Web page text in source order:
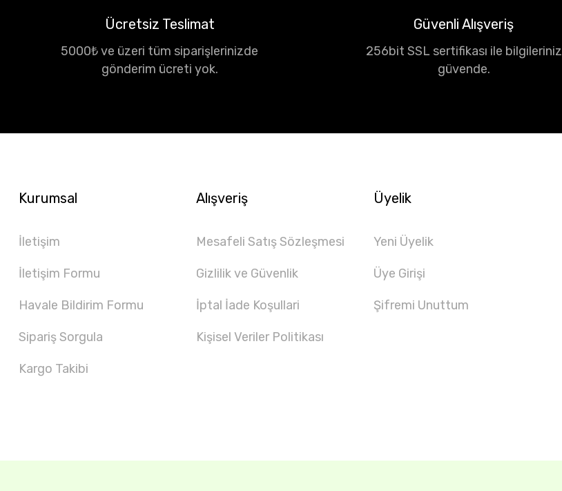
Ücretsiz Teslimat
5000₺ ve üzeri tüm siparişlerinizde
gönderim ücreti yok.
Güvenli Alışveriş
256bit SSL sertifikası ile bilgileriniz
güvende.
Kurumsal
İletişim
İletişim Formu
Havale Bildirim Formu
Sipariş Sorgula
Kargo Takibi
Alışveriş
Mesafeli Satış Sözleşmesi
Gizlilik ve Güvenlik
İptal İade Koşullari
Kişisel Veriler Politikası
Üyelik
Yeni Üyelik
Üye Girişi
Şifremi Unuttum